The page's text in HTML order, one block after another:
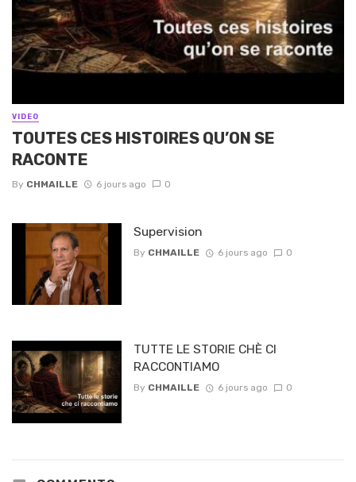
VIDEO
TOUTES CES HISTOIRES QU’ON SE
RACONTE
By CHMAILLE 6 jours ago 0
Supervision
By CHMAILLE 6 jours ago 0
TUTTE LE STORIE CHÈ CI
RACCONTIAMO
By CHMAILLE 6 jours ago 0